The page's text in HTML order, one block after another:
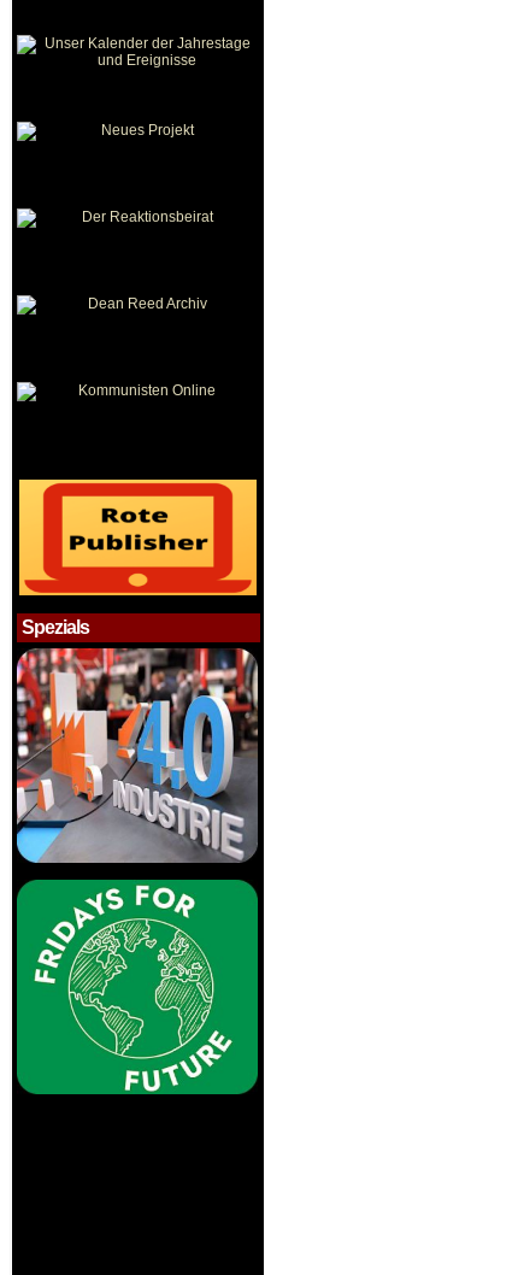
Spezials